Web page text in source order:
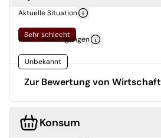
Aktuelle Situation
Sehr schlecht
Rahmenbedingungen
Unbekannt
Zur Bewertung von Wirtschaft
Konsum